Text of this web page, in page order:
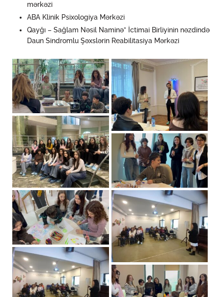
mərkəzi
ABA Klinik Psixologiya Mərkəzi
Qayğı – Sağlam Nəsil Naminə” İctimai Birliyinin nəzdində
Daun Sindromlu Şəxslərin Reabilitasiya Mərkəzi